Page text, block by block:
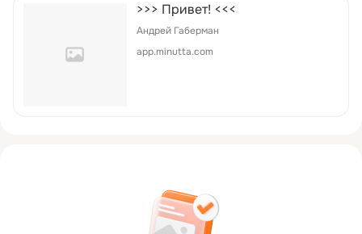
>>> Привет! <<<
Андрей Габерман
app.minutta.com